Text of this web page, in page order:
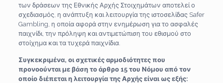
των δράσεων της Εθνικής Αρχής Στοιχημάτων αποτελεί ο
σχεδιασμός, η ανάπτυξη και λειτουργία της ιστοσελίδας Safer
Gambling, η οποία αφορά στην ενημέρωση για το ασφαλές
παιχνίδι, την πρόληψη και αντιμετώπιση του εθισμού στο
στοίχημα και τα τυχερά παιχνίδια.
Συγκεκριμένα, οι σχετικές αρμοδιότητες που
προνοούνται με βάση το άρθρο 15 του Νόμου από τον
οποίο διέπεται η λειτουργία της Αρχής είναι ως εξής: